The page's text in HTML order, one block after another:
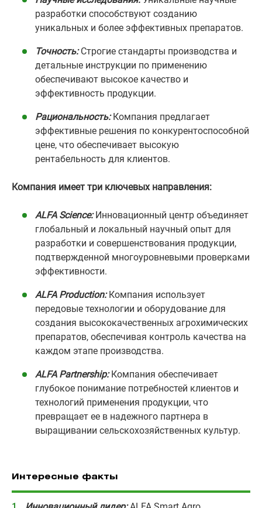
разработки способствуют созданию
уникальных и более эффективных препаратов.
Точность:Строгие стандарты производства и
детальные инструкции по применению
обеспечивают высокое качество и
эффективность продукции.
Рациональность:Компания предлагает
эффективные решения по конкурентоспособной
цене, что обеспечивает высокую
рентабельность для клиентов.
Компания имеет три ключевых направления:
ALFA Science:Инновационный центр объединяет
глобальный и локальный научный опыт для
разработки и совершенствования продукции,
подтвержденной многоуровневыми проверками
эффективности.
ALFA Production:Компания использует
передовые технологии и оборудование для
создания высококачественных агрохимических
препаратов, обеспечивая контроль качества на
каждом этапе производства.
ALFA Partnership:Компания обеспечивает
глубокое понимание потребностей клиентов и
технологий применения продукции, что
превращает ее в надежного партнера в
выращивании сельскохозяйственных культур.
Интересные факты